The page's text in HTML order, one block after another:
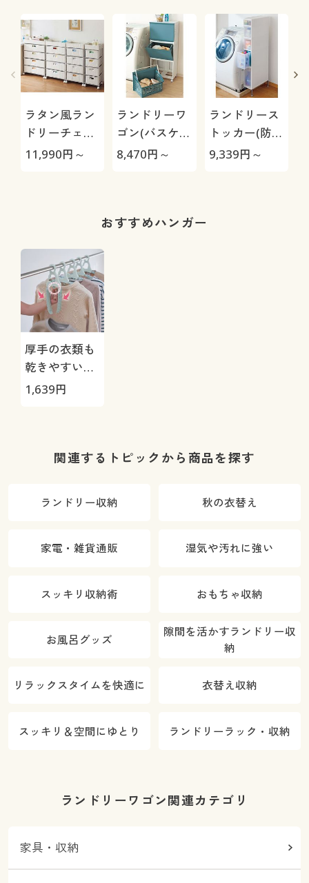
ラタン風ラン
ドリーチェス
ト(湿気や汚れ
11,990円～
ランドリーワ
ゴン(バスケッ
トにもなる)/
8,470円～
ランドリース
トッカー(防水
パンをまたい
9,339円～
おすすめハンガー
厚手の衣類も
乾きやすいハ
ンガー(6本組)
1,639円
関連するトピックから商品を探す
ランドリー収納 秋の衣替え
家電・雑貨通販 湿気や汚れに強い
スッキリ収納術 おもちゃ収納
お風呂グッズ
隙間を活かすランドリー収
納
リラックスタイムを快適に 衣替え収納
スッキリ＆空間にゆとり ランドリーラック・収納
ランドリーワゴン関連カテゴリ
家具・収納